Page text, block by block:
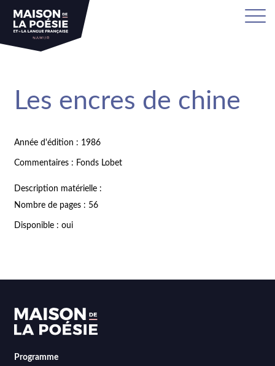
Les encres de chine
Année d'édition : 1986
Commentaires : Fonds Lobet
Description matérielle :
Nombre de pages : 56
Disponible : oui
Programme